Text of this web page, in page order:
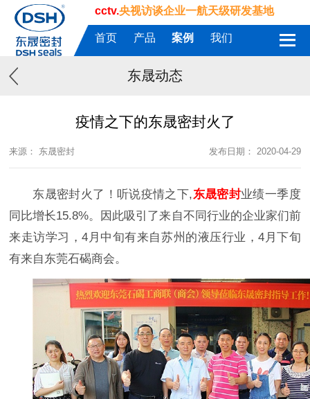
cctv.央视访谈企业一航天级研发基地
首页 产品 案例 我们
东晟动态
疫情之下的东晟密封火了
来源： 东晟密封 发布日期： 2020-04-29
东晟密封火了！听说疫情之下,东晟密封业绩一季度
同比增长15.8%。因此吸引了来自不同行业的企业家们前
来走访学习，4月中旬有来自苏州的液压行业，4月下旬
有来自东莞石碣商会。